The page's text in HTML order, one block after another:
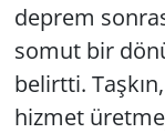
deprem
somut bir
belirtti.
hizmet